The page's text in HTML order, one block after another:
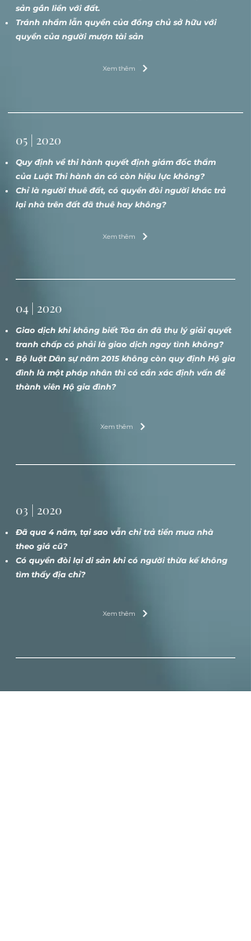
sản gắn liền với đất.
Tránh nhầm lẫn quyền của đồng chủ sở hữu với
quyền của người mượn tài sản
Xem thêm
05 | 2020
Quy định về thi hành quyết định giám đốc thẩm
của Luật Thi hành án có còn hiệu lực không?
Chỉ là người thuê đất, có quyền đòi người khác trả
lại nhà trên đất đã thuê hay không?
Xem thêm
04 | 2020
Giao dịch khi không biết Tòa án đã thụ lý giải quyết
tranh chấp có phải là giao dịch ngay tình không?
Bộ luật Dân sự năm 2015 không còn quy định Hộ gia
đình là một pháp nhân thì có cần xác định vấn đề
thành viên Hộ gia đình?
Xem thêm
03 | 2020
Đã qua 4 năm, tại sao vẫn chỉ trả tiền mua nhà
theo giá cũ?
Có quyền đòi lại di sản khi có người thừa kế không
tìm thấy địa chỉ?
Xem thêm